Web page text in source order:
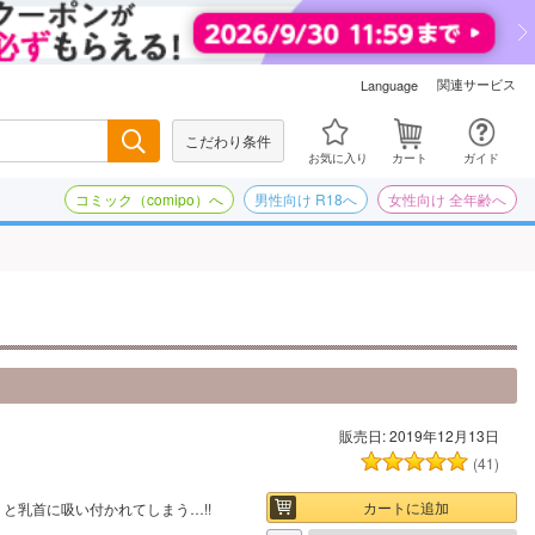
Language 関連サービス
こだわり条件
お気に入り カート ガイド
コミック（comipo）へ 男性向け R18へ 女性向け 全年齢へ
と乳首に吸い付かれてしまう…!!
販売日: 2019年12月13日
(41)
カートに追加